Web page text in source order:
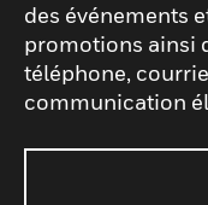
des événements
promotions ainsi
téléphone,
communication